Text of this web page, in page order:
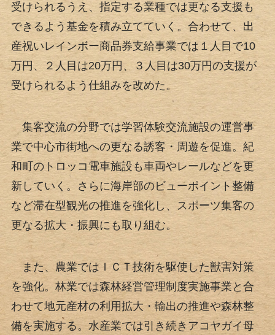
受けられるうえ、指定する業種では更なる支援も
できるよう基金を積み立てていく。合わせて、出
産祝いレインボー商品券支給事業では１人目で10
万円、２人目は20万円、３人目は30万円の支援が
受けられるよう仕組みを改めた。
集客交流の分野では学習体験交流施設の運営事
業で中心市街地への更なる誘客・周遊を促進。紀
和町のトロッコ電車施設も車両やレールなどを更
新していく。さらに海岸部のビューポイント整備
など滞在型観光の推進を強化し、スポーツ集客の
更なる拡大・振興にも取り組む。
また、農業ではＩＣＴ技術を駆使した獣害対策
を強化。林業では森林経営管理制度実施事業と合
わせて地元産材の利用拡大・輸出の推進や森林整
備を実施する。水産業では引き続きアコヤガイ母